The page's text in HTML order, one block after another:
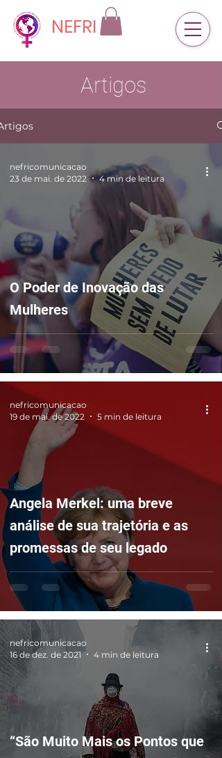
NEFRI
Artigos
O Poder de Inovação das
Mulheres
nefricomunicacao
23 de mai. de 2022
4 min de leitura
Angela Merkel: uma breve
análise de sua trajetória e as
promessas de seu legado
nefricomunicacao
19 de mai. de 2022
5 min de leitura
“São Muito Mais os Pontos que
nefricomunicacao
16 de dez. de 2021
4 min de leitura